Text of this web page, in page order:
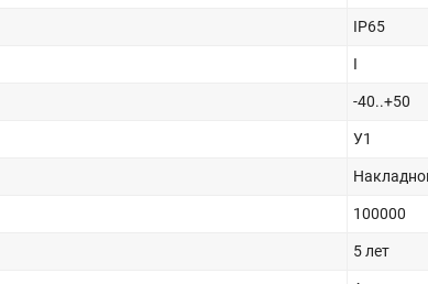
IP65
I
-40..+50
У1
100000
5 лет